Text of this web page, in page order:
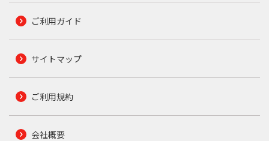
ご利用ガイド
サイトマップ
ご利用規約
会社概要